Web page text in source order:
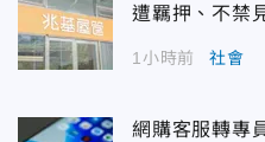
遭羈押、不禁
1小時前 社會
網購客服轉專